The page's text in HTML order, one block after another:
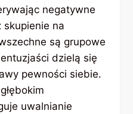
negatywne
skupienie na
są grupowe
dzielą się
pewności siebie.
uwalnianie